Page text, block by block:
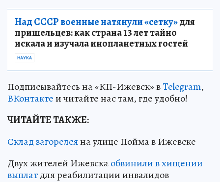
Над СССР военные натянули «сетку»для
пришельцев: как страна 13 лет тайно
искала и изучала инопланетных гостей
НАУКА
Подписывайтесь на «КП-Ижевск» вTelegram,
ВКонтактеи читайте нас там, где удобно!
ЧИТАЙТЕ ТАКЖЕ:
Склад загорелсяна улице Пойма в Ижевске
Двух жителей Ижевскаобвинили в хищении
выплатдля реабилитации инвалидов